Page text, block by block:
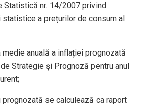
Statistică nr. 14/2007 privind
a prețurilor de consum al
anuală a inflației prognozată
Strategie și Prognoză pentru anul
se calculează ca raport